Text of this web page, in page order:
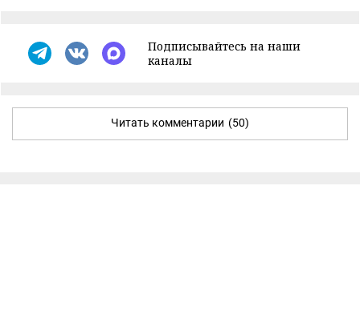
Подписывайтесь на наши
каналы
Читать комментарии (50)